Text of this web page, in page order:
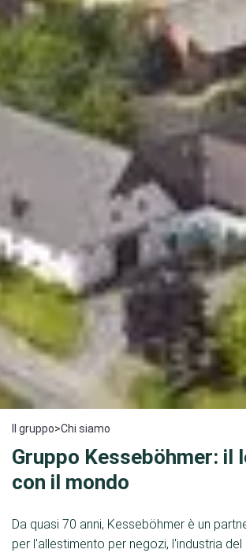
Il gruppo>Chi siamo
Gruppo Kesseböhmer: il
con il mondo
Da quasi 70 anni, Kesseböhmer è un
per l'allestimento per negozi, l'industria del